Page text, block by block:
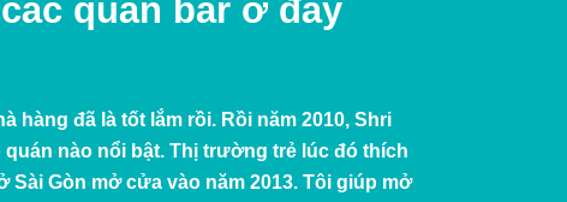
quán bar ở đây
hàng đã là tốt lắm rồi. Rồi năm 2010, Shri
nào nổi bật. Thị trường trẻ lúc đó thích
Gòn mở cửa vào năm 2013. Tôi giúp mở